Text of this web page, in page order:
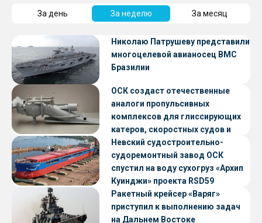
За день За неделю За месяц
Николаю Патрушеву представили
многоцелевой авианосец ВМС
Бразилии
ОСК создаст отечественные
аналоги пропульсивных
комплексов для глиссирующих
катеров, скоростных судов и
судов с малой осадкой
Невский судостроительно-
судоремонтный завод ОСК
спустил на воду сухогруз «Архип
Куинджи» проекта RSD59
Ракетный крейсер «Варяг»
приступил к выполнению задач
на Дальнем Востоке